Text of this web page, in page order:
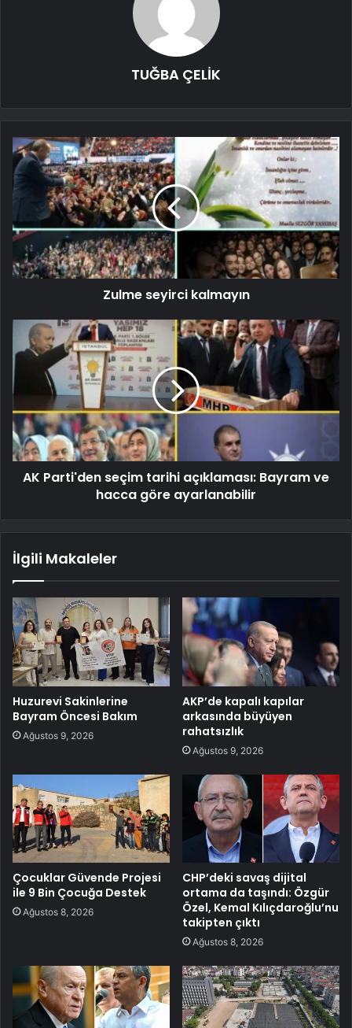
TUĞBA ÇELİK
Zulme seyirci kalmayın
AK Parti'den seçim tarihi açıklaması: Bayram ve
hacca göre ayarlanabilir
İlgili Makaleler
Huzurevi Sakinlerine
Bayram Öncesi Bakım
Ağustos 9, 2026
AKP’de kapalı kapılar
arkasında büyüyen
rahatsızlık
Ağustos 9, 2026
Çocuklar Güvende Projesi
ile 9 Bin Çocuğa Destek
Ağustos 8, 2026
CHP’deki savaş dijital
ortama da taşındı: Özgür
Özel, Kemal Kılıçdaroğlu’nu
takipten çıktı
Ağustos 8, 2026